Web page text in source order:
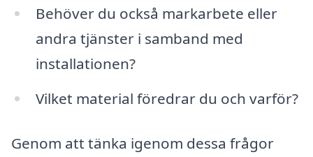
Behöver du också markarbete eller
andra tjänster i samband med
installationen?
Vilket material föredrar du och varför?
Genom att tänka igenom dessa frågor